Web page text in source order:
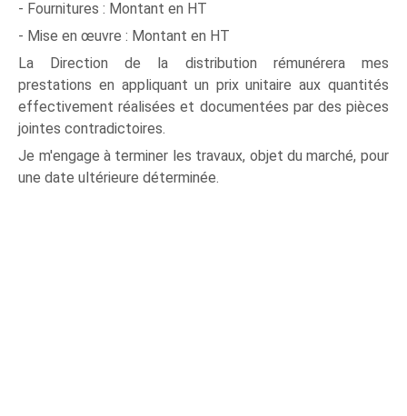
- Fournitures : Montant en HT
- Mise en œuvre : Montant en HT
La Direction de la distribution rémunérera mes
prestations en appliquant un prix unitaire aux quantités
effectivement réalisées et documentées par des pièces
jointes contradictoires.
Je m'engage à terminer les travaux, objet du marché, pour
une date ultérieure déterminée.